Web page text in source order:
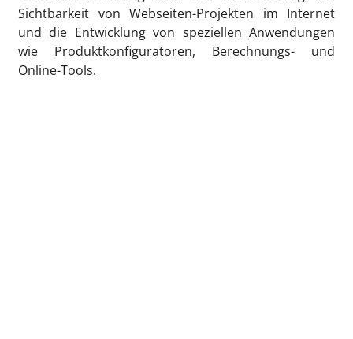
Sichtbarkeit von Webseiten-Projekten im Internet
und die Entwicklung von speziellen Anwendungen
wie Produktkonfiguratoren, Berechnungs- und
Online-Tools.